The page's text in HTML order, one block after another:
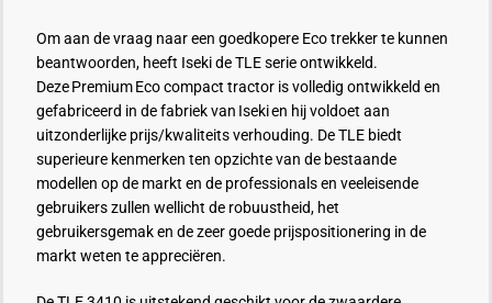
Om aan de vraag naar een goedkopere Eco trekker te kunnen
beantwoorden, heeft Iseki de TLE serie ontwikkeld.
DezePremium Eco compact tractor is volledig ontwikkeld en
gefabriceerd in de fabriek van Isekien hij voldoet aan
uitzonderlijke prijs/kwaliteits verhouding. De TLE biedt
superieure kenmerken ten opzichte van de bestaande
modellen op de markt en de professionals en veeleisende
gebruikers zullen wellicht de robuustheid, het
gebruikersgemak en de zeer goede prijspositionering in de
markt weten te appreciëren.